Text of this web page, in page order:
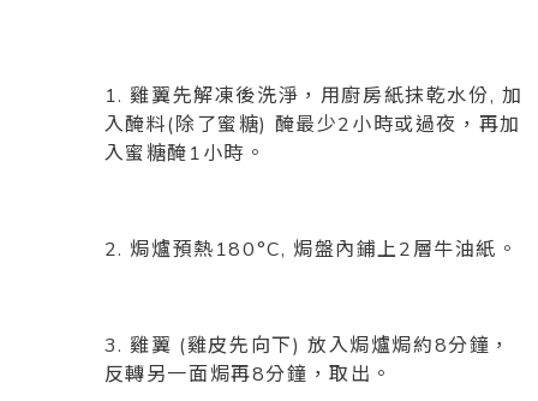
1. 雞翼先解凍後洗淨，用廚房紙抹乾水份, 加
入醃料(除了蜜糖) 醃最少2小時或過夜，再加
入蜜糖醃1小時。
2. 焗爐預熱180°C, 焗盤內鋪上2層牛油紙。
3. 雞翼 (雞皮先向下) 放入焗爐焗約8分鐘，
反轉另一面焗再8分鐘，取出。